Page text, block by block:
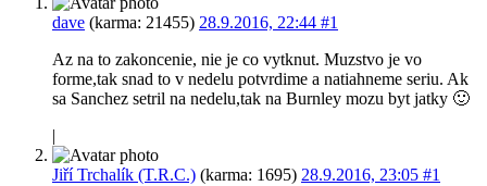
dave (karma: 21455) 28.9.2016, 22:44 #1
Az na to zakoncenie, nie je co vytknut. Muzstvo je vo
forme,tak snad to v nedelu potvrdime a natiahneme seriu. Ak
sa Sanchez setril na nedelu,tak na Burnley mozu byt jatky 🙂
|
Jiří Trchalík (T.R.C.) (karma: 1695) 28.9.2016, 23:05 #1